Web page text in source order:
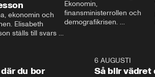
ekonomin och
Elisabeth
ställs till svars
Ekonomin,
finansministerrollen och
demografikrisen.
och Makten.
1:06
du bor
6 AUGUSTI
Så blir vädret